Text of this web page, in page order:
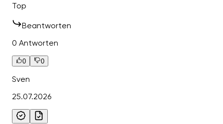
Top
Beantworten
0 Antworten
0 0
Sven
25.07.2026